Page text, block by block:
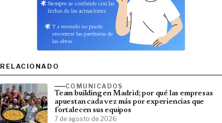
RELACIONADO
COMUNICADOS
Team building en Madrid; por qué las empresas
apuestan cada vez más por experiencias que
fortalecen sus equipos
7 de agosto de 2026